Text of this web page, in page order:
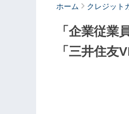
ホーム クレジット
「企業従
「三井住